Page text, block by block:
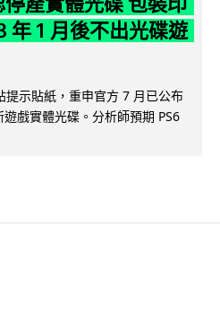
年 1 月後不出光碟遊
提示貼紙，重申官方 7 月已公布
戲實體光碟。分析師預期 PS6